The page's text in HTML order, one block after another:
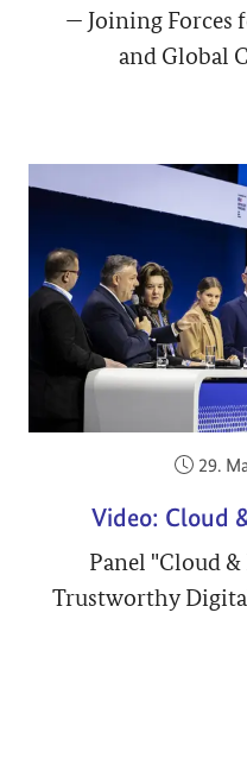
— Joining Forces
and Global
29.
Video: Cloud
Panel "Cloud
Trustworthy